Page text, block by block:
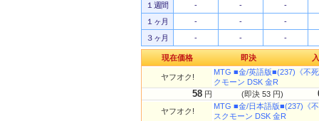
１週間
- -
-
１ヶ月
- -
-
３ヶ月
- - -
現在価格 即決
ヤフオク!
MTG ■金/英語版■(237)《不
クモーン DSK 金R
58 円 (即決 53 円)
ヤフオク!
MTG ■金/日本語版■(237)《
スクモーン DSK 金R